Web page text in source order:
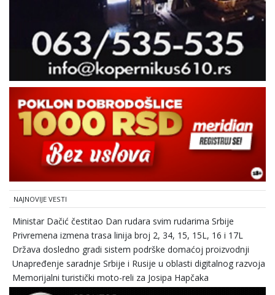
NAJNOVIJE VESTI
Ministar Dačić čestitao Dan rudara svim rudarima Srbije
Privremena izmena trasa linija broj 2, 34, 15, 15L, 16 i 17L
Država dosledno gradi sistem podrške domaćoj proizvodnji
Unapređenje saradnje Srbije i Rusije u oblasti digitalnog razvoja
Memorijalni turistički moto-reli za Josipa Hapčaka